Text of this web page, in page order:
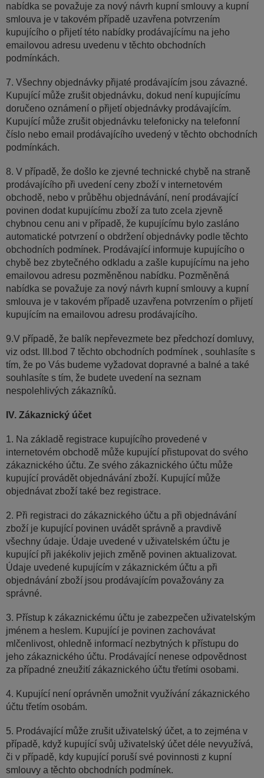
nabídka se považuje za nový návrh kupní smlouvy a kupní
smlouva je v takovém případě uzavřena potvrzením
kupujícího o přijetí této nabídky prodávajícímu na jeho
emailovou adresu uvedenu v těchto obchodních
podmínkách.
7. Všechny objednávky přijaté prodávajícím jsou závazné.
Kupující může zrušit objednávku, dokud není kupujícímu
doručeno oznámení o přijetí objednávky prodávajícím.
Kupující může zrušit objednávku telefonicky na telefonní
číslo nebo email prodávajícího uvedený v těchto obchodních
podmínkách.
8. V případě, že došlo ke zjevné technické chybě na straně
prodávajícího při uvedení ceny zboží v internetovém
obchodě, nebo v průběhu objednávání, není prodávající
povinen dodat kupujícímu zboží za tuto zcela zjevně
chybnou cenu ani v případě, že kupujícímu bylo zasláno
automatické potvrzení o obdržení objednávky podle těchto
obchodních podmínek. Prodávající informuje kupujícího o
chybě bez zbytečného odkladu a zašle kupujícímu na jeho
emailovou adresu pozměněnou nabídku. Pozměněná
nabídka se považuje za nový návrh kupní smlouvy a kupní
smlouva je v takovém případě uzavřena potvrzením o přijetí
kupujícím na emailovou adresu prodávajícího.
9.V případě, že balík nepřevezmete bez předchozí domluvy,
viz odst. III.bod 7 těchto obchodních podmínek , souhlasíte s
tím, že po Vás budeme vyžadovat dopravné a balné a také
souhlasíte s tím, že budete uvedení na seznam
nespolehlivých zákazníků.
IV. Zákaznický účet
1. Na základě registrace kupujícího provedené v
internetovém obchodě může kupující přistupovat do svého
zákaznického účtu. Ze svého zákaznického účtu může
kupující provádět objednávání zboží. Kupující může
objednávat zboží také bez registrace.
2. Při registraci do zákaznického účtu a při objednávání
zboží je kupující povinen uvádět správně a pravdivě
všechny údaje. Údaje uvedené v uživatelském účtu je
kupující při jakékoliv jejich změně povinen aktualizovat.
Údaje uvedené kupujícím v zákaznickém účtu a při
objednávání zboží jsou prodávajícím považovány za
správné.
3. Přístup k zákaznickému účtu je zabezpečen uživatelským
jménem a heslem. Kupující je povinen zachovávat
mlčenlivost, ohledně informací nezbytných k přístupu do
jeho zákaznického účtu. Prodávající nenese odpovědnost
za případné zneužití zákaznického účtu třetími osobami.
4. Kupující není oprávněn umožnit využívání zákaznického
účtu třetím osobám.
5. Prodávající může zrušit uživatelský účet, a to zejména v
případě, když kupující svůj uživatelský účet déle nevyužívá,
či v případě, kdy kupující poruší své povinnosti z kupní
smlouvy a těchto obchodních podmínek.